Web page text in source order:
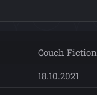
Couch Fiction
18.10.2021